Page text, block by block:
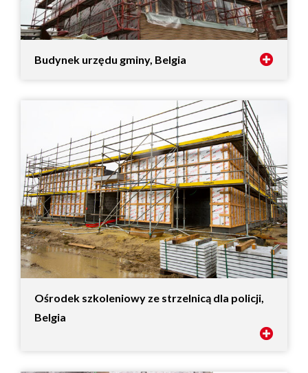
Budynek urzędu gminy, Belgia
Ośrodek szkoleniowy ze strzelnicą dla policji,
Belgia